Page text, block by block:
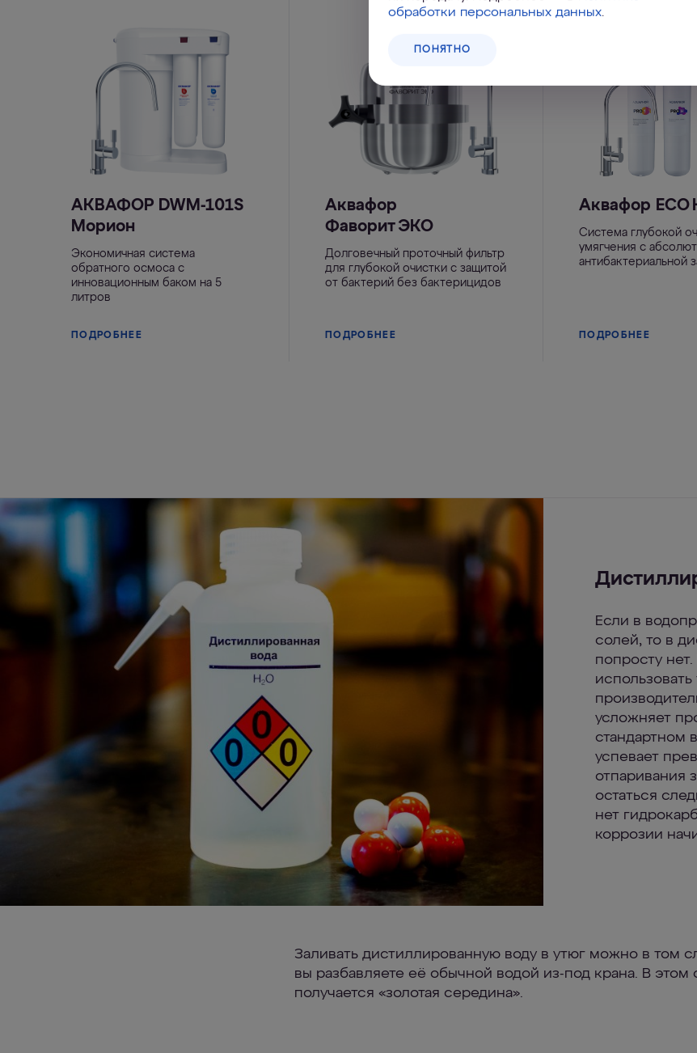
АКВАФОР DWM-101S
Морион
Экономичная система
обратного осмоса с
инновационным баком на 5
литров
ПОДРОБНЕЕ
Аквафор
Фаворит ЭКО
Долговечный проточный фильтр
для глубокой очистки с защитой
от бактерий без бактерицидов
ПОДРОБНЕЕ
Аквафор ECO
Система глубокой
умягчения с
антибактериальной
ПОДРОБНЕЕ
Если в
солей, то в
попросту
усложняет
стандартном
успевает
отпаривания
остаться
нет
коррозии
Заливать дистиллированную воду в утюг можно в том
вы разбавляете её обычной водой из-под крана. В этом
получается «золотая середина».
обработки персональных данных.
ПОНЯТНО